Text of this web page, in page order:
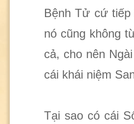
Bệnh Tử cứ
nó cũng không
cả, cho nên
cái khái niệm
Tại sao có cái